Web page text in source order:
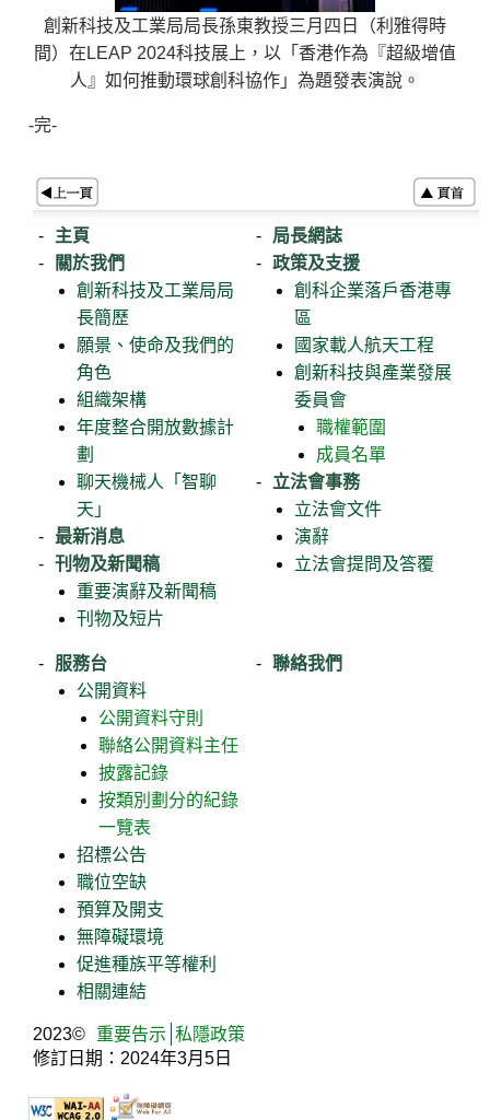
創新科技及工業局局長孫東教授三月四日（利雅得時
間）在LEAP 2024科技展上，以「香港作為『超級增值
人』如何推動環球創科協作」為題發表演說。
-完-
主頁
關於我們
創新科技及工業局局
長簡歷
願景、使命及我們的
角色
組織架構
年度整合開放數據計
劃
聊天機械人「智聊
天」
最新消息
刊物及新聞稿
重要演辭及新聞稿
刊物及短片
局長網誌
政策及支援
創科企業落戶香港專
區
國家載人航天工程
創新科技與產業發展
委員會
職權範圍
成員名單
立法會事務
立法會文件
演辭
立法會提問及答覆
服務台
公開資料
公開資料守則
聯絡公開資料主任
披露記錄
按類別劃分的紀錄
一覽表
招標公告
職位空缺
預算及開支
無障礙環境
促進種族平等權利
相關連結
聯絡我們
2023© 重要告示 私隱政策
修訂日期：2024年3月5日